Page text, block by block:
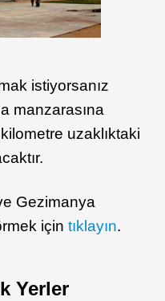
istiyorsanız
manzarasına
uzaklıktaki
Gezimanya
için tıklayın.
Yerler